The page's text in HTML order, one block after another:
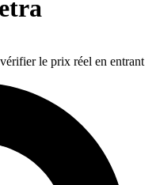
le prix réel en entrant